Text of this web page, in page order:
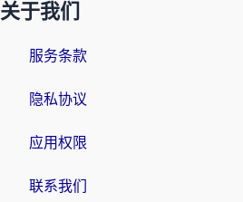
关于我们
服务条款
隐私协议
应用权限
联系我们